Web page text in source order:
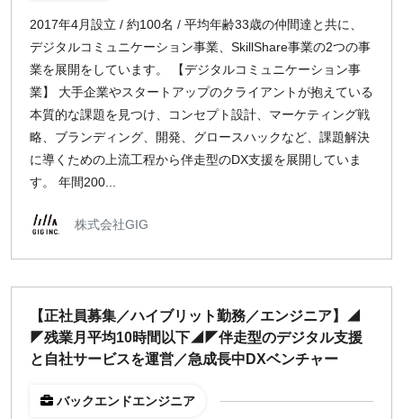
2017年4月設立 / 約100名 / 平均年齢33歳の仲間達と共に、
デジタルコミュニケーション事業、SkillShare事業の2つの事
業を展開をしています。 【デジタルコミュニケーション事
業】 大手企業やスタートアップのクライアントが抱えている
本質的な課題を見つけ、コンセプト設計、マーケティング戦
略、ブランディング、開発、グロースハックなど、課題解決
に導くための上流工程から伴走型のDX支援を展開していま
す。 年間200...
株式会社GIG
【正社員募集／ハイブリット勤務／エンジニア】◢
◤残業月平均10時間以下◢◤伴走型のデジタル支援
と自社サービスを運営／急成長中DXベンチャー
バックエンドエンジニア